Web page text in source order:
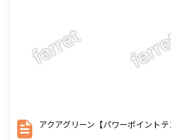
アクアグリーン【パワーポイントテ